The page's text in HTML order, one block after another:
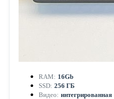
RAM: 16Gb
SSD: 256 ГБ
Видео: интегрированная